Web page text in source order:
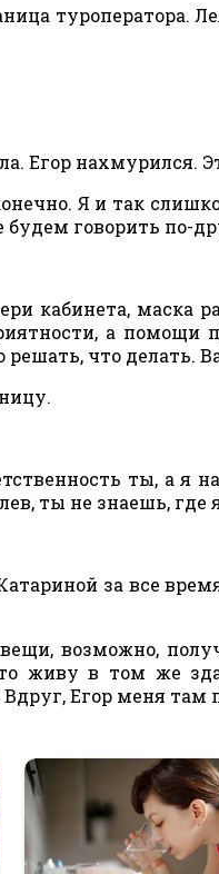
туроператора.
Егор нахмурился.
Я и так
говорить по-
кабинета, маска
а помощи
что делать.
ты, а я
ты не знаешь, где
за все
возможно,
живу в том же
Егор меня там